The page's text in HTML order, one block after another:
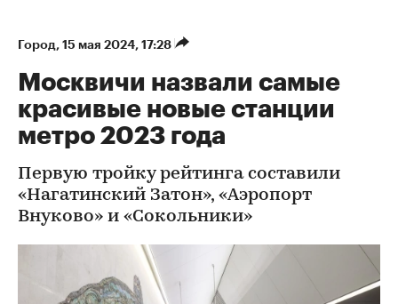
Город⁠, 15 мая 2024, 17:28
Москвичи назвали самые
красивые новые станции
метро 2023 года
Первую тройку рейтинга составили
«Нагатинский Затон», «Аэропорт
Внуково» и «Сокольники»